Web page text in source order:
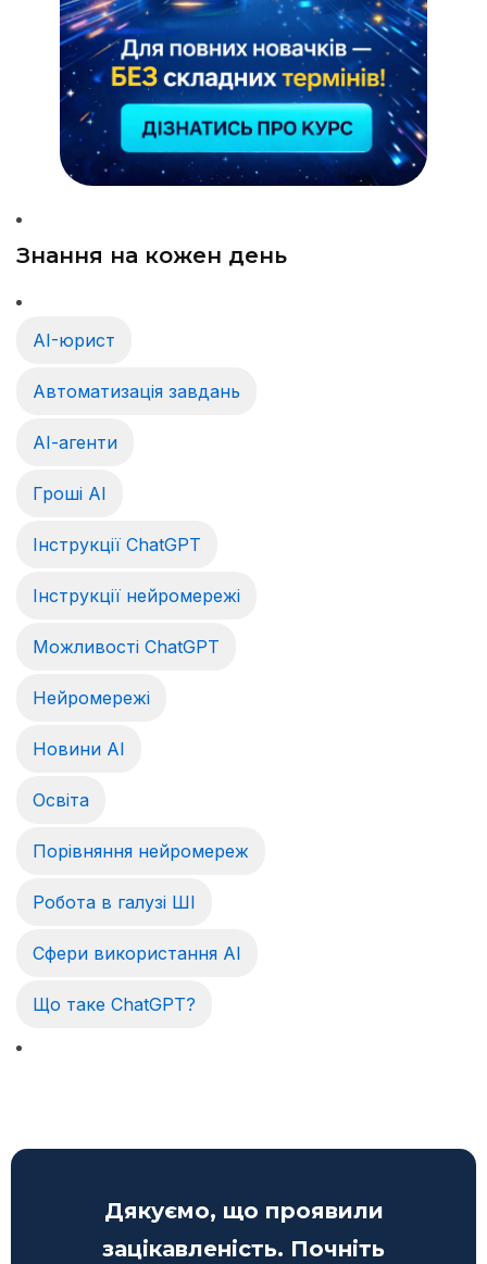
Знання на кожен день
AI-юрист
Автоматизація завдань
АІ-агенти
Гроші АІ
Інструкції ChatGPT
Інструкції нейромережі
Можливості ChatGPT
Нейромережі
Новини AI
Освіта
Порівняння нейромереж
Робота в галузі ШІ
Сфери використання AI
Що таке ChatGPT?
Дякуємо, що проявили
зацікавленість. Почніть